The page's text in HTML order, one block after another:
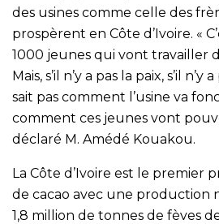
des usines comme celle des
prospèrent en Côte d’Ivoire. «
1000 jeunes qui vont travailler
Mais, s’il n’y a pas la paix, s’il
sait pas comment l’usine va
comment ces jeunes vont
déclaré M. Amédé Kouakou.
La Côte d’Ivoire est le premier
de cacao avec une production
1,8 million de tonnes de fèves